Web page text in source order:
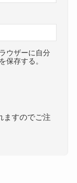
ウザーに自分
保存する。
ますのでご注